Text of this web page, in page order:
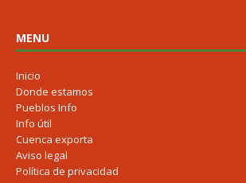
MENU
Inicio
Donde estamos
Pueblos Info
Info útil
Cuenca exporta
Aviso legal
Política de privacidad